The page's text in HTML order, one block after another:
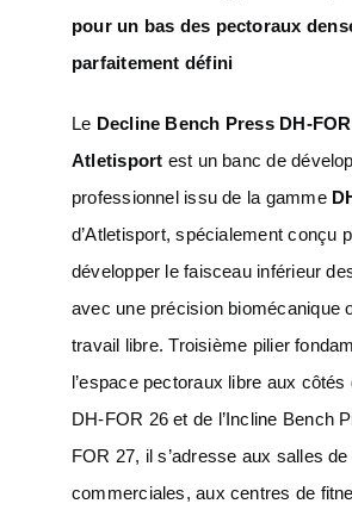
pour un bas des pectoraux
parfaitement défini
Le Decline Bench Press DH-
Atletisport est un banc de
professionnel issu de la gamme
d’Atletisport, spécialement conçu
développer le faisceau inférieur
avec une précision biomécanique
travail libre. Troisième pilier
l’espace pectoraux libre aux
DH-FOR 26 et de l’Incline Bench
FOR 27, il s’adresse aux salles
commerciales, aux centres de